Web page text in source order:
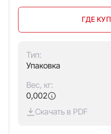
ГДЕ
Тип:
Упаковка
Вес, кг:
0,002
Скачать в PDF